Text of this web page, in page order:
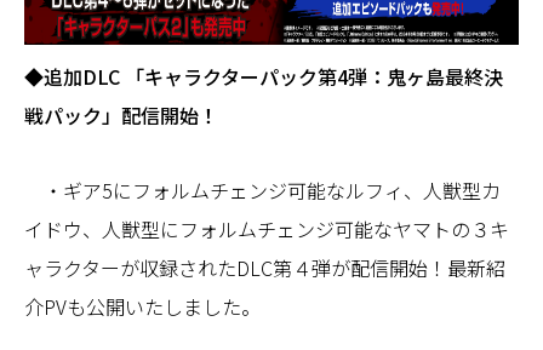
◆追加DLC 「キャラクターパック第4弾：鬼ヶ島最終決
戦パック」配信開始！
・ギア5にフォルムチェンジ可能なルフィ、人獣型カ
イドウ、人獣型にフォルムチェンジ可能なヤマトの３キ
ャラクターが収録されたDLC第４弾が配信開始！最新紹
介PVも公開いたしました。